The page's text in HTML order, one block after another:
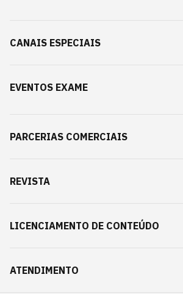
CANAIS ESPECIAIS
EVENTOS EXAME
PARCERIAS COMERCIAIS
REVISTA
LICENCIAMENTO DE CONTEÚDO
ATENDIMENTO